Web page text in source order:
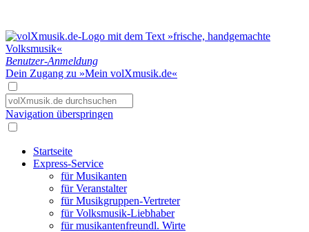
Benutzer-Anmeldung
Dein Zugang zu »Mein volXmusik.de«
Navigation überspringen
Startseite
Express-Service
für Musikanten
für Veranstalter
für Musikgruppen-Vertreter
für Volksmusik-Liebhaber
für musikantenfreundl. Wirte